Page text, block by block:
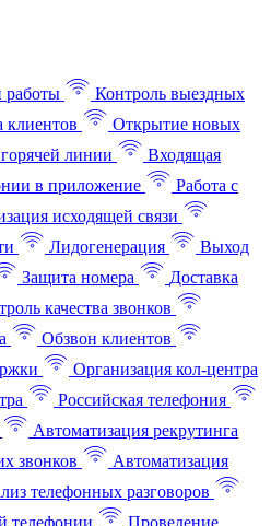
работы
Контроль выездных
клиентов
Открытие новых
линии
Входящая
в приложение
Работа с
исходящей связи
Лидогенерация
Выход
Защита номера
Доставка
качества звонков
Обзвон клиентов
Организация кол-центра
Российская телефония
Автоматизация рекрутинга
звонков
Автоматизация
телефонных разговоров
телефонии
Проведение